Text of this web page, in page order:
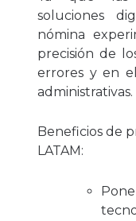
soluciones
nómina
precisión de
errores y en
administrativas.
Beneficios de
LATAM: